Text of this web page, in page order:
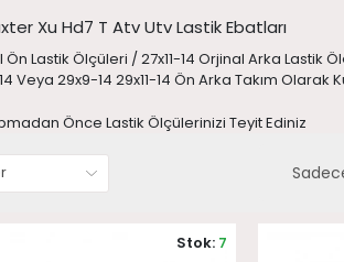
Xu Hd7 T Atv Utv Lastik Ebatları
Lastik Ölçüleri / 27x11-14 Orjinal Arka Lastik
Veya 29x9-14 29x11-14 Ön Arka Takım
Önce Lastik Ölçülerinizi Teyit Ediniz
Stok: 7